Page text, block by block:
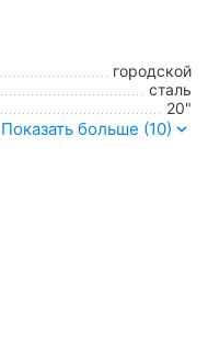
городской
сталь
20"
Показать больше (10)